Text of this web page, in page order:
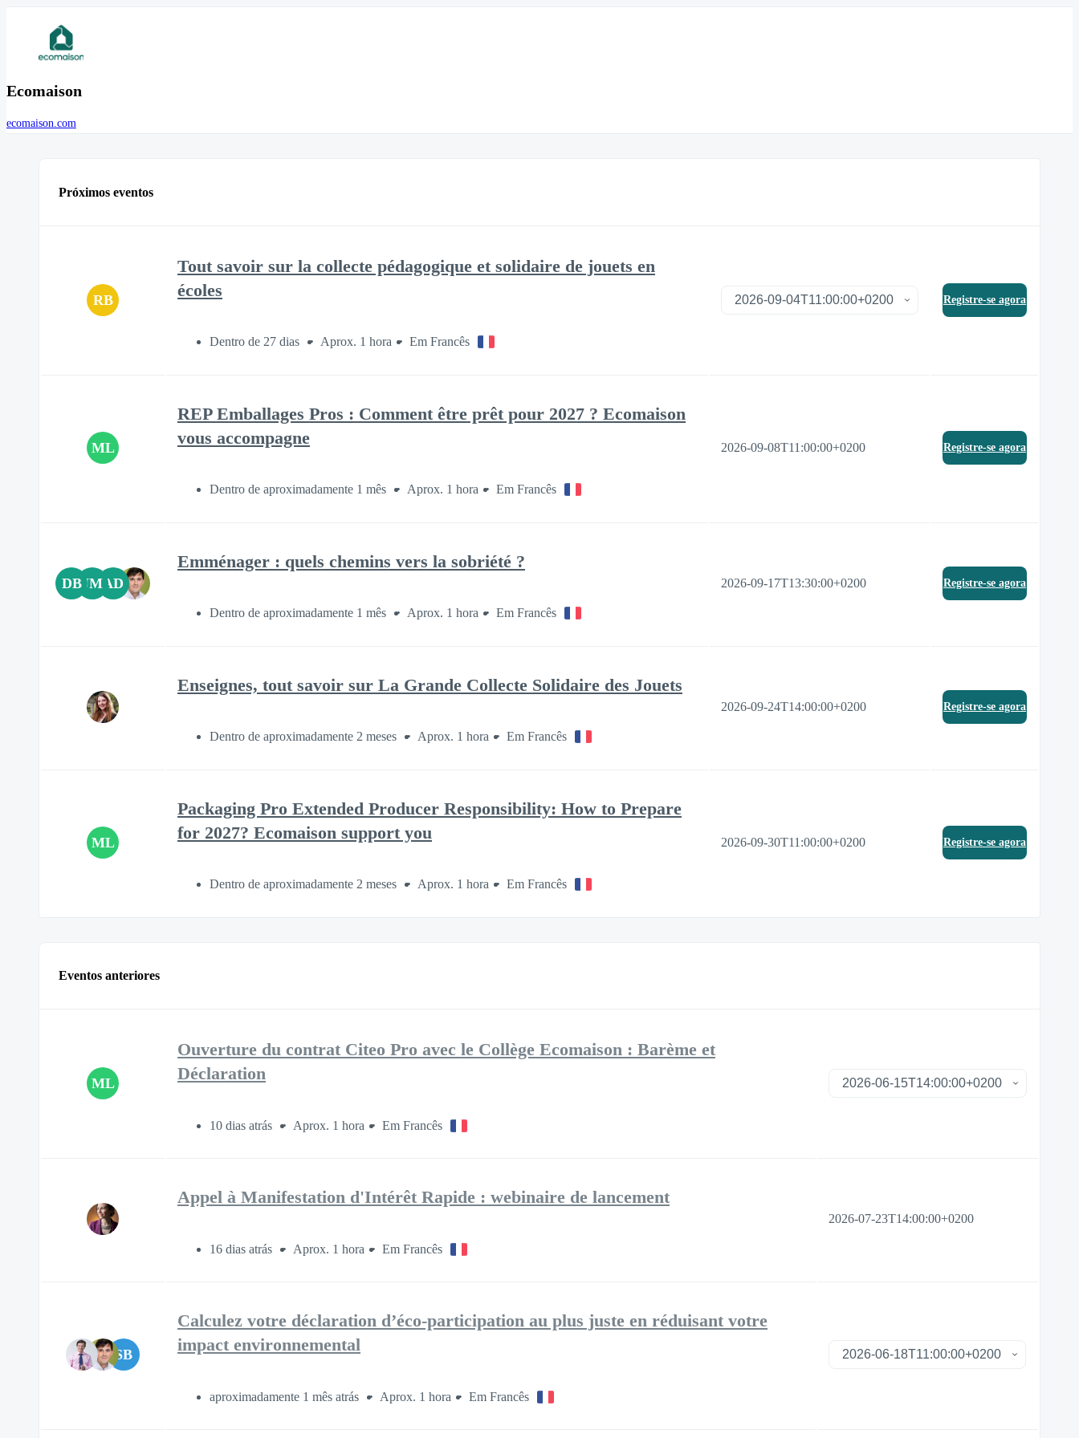
Ecomaison
ecomaison.com
Próximos eventos
RB
Tout savoir sur la collecte pédagogique et solidaire de jouets en
écoles
Dentro de 27 dias Aprox. 1 hora Em Francês
Registre-se agora
ML
REP Emballages Pros : Comment être prêt pour 2027 ? Ecomaison
vous accompagne
Dentro de aproximadamente 1 mês Aprox. 1 hora Em Francês
2026-09-08T11:00:00+0200 Registre-se agora
DB JM AD
Emménager : quels chemins vers la sobriété ?
Dentro de aproximadamente 1 mês Aprox. 1 hora Em Francês
2026-09-17T13:30:00+0200 Registre-se agora
Enseignes, tout savoir sur La Grande Collecte Solidaire des Jouets
Dentro de aproximadamente 2 meses Aprox. 1 hora Em Francês
2026-09-24T14:00:00+0200 Registre-se agora
ML
Packaging Pro Extended Producer Responsibility: How to Prepare
for 2027? Ecomaison support you
Dentro de aproximadamente 2 meses Aprox. 1 hora Em Francês
2026-09-30T11:00:00+0200 Registre-se agora
Eventos anteriores
ML
Ouverture du contrat Citeo Pro avec le Collège Ecomaison : Barème et
Déclaration
10 dias atrás Aprox. 1 hora Em Francês
Appel à Manifestation d'Intérêt Rapide : webinaire de lancement
16 dias atrás Aprox. 1 hora Em Francês
2026-07-23T14:00:00+0200
SB
Calculez votre déclaration d’éco-participation au plus juste en réduisant votre
impact environnemental
aproximadamente 1 mês atrás Aprox. 1 hora Em Francês